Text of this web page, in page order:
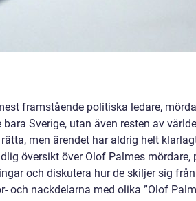
framstående politiska ledare,
Sverige, utan även resten av
men ärendet har aldrig helt
översikt över Olof Palmes
och diskutera hur de skiljer sig
och nackdelarna med olika ”Olof